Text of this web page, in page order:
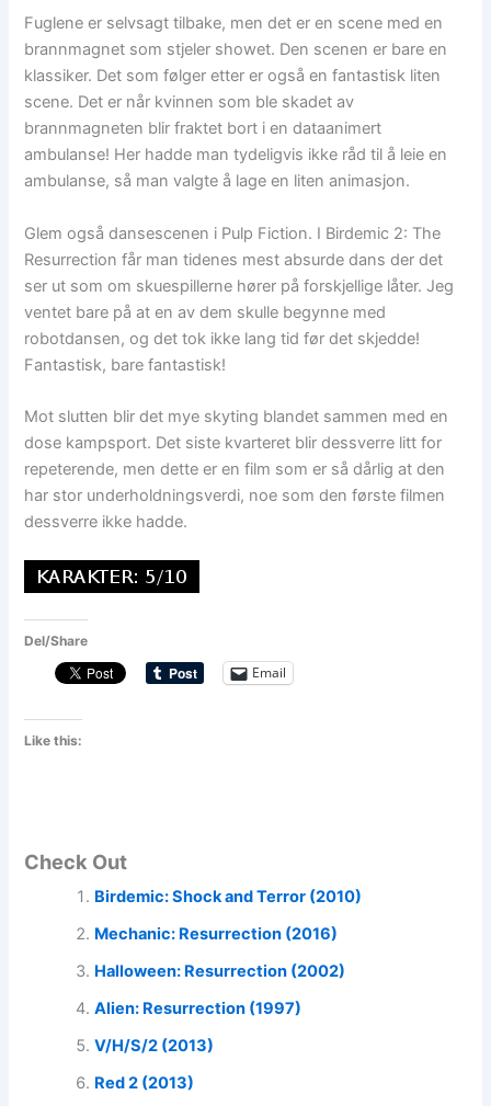
Fuglene er selvsagt tilbake, men det er en scene med en
brannmagnet som stjeler showet. Den scenen er bare en
klassiker. Det som følger etter er også en fantastisk liten
scene. Det er når kvinnen som ble skadet av
brannmagneten blir fraktet bort i en dataanimert
ambulanse! Her hadde man tydeligvis ikke råd til å leie en
ambulanse, så man valgte å lage en liten animasjon.
Glem også dansescenen i Pulp Fiction. I Birdemic 2: The
Resurrection får man tidenes mest absurde dans der det
ser ut som om skuespillerne hører på forskjellige låter. Jeg
ventet bare på at en av dem skulle begynne med
robotdansen, og det tok ikke lang tid før det skjedde!
Fantastisk, bare fantastisk!
Mot slutten blir det mye skyting blandet sammen med en
dose kampsport. Det siste kvarteret blir dessverre litt for
repeterende, men dette er en film som er så dårlig at den
har stor underholdningsverdi, noe som den første filmen
dessverre ikke hadde.
Del/Share
Email
Like this:
Check Out
Birdemic: Shock and Terror (2010)
Mechanic: Resurrection (2016)
Halloween: Resurrection (2002)
Alien: Resurrection (1997)
V/H/S/2 (2013)
Red 2 (2013)